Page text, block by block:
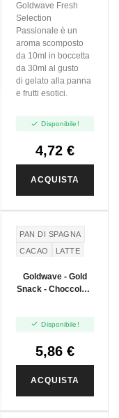
Shot 10+10
Goldwave Fresh
Selection
Passionale è un
aroma scomposto
da 10ml in boccetta
da 30ml al gusto
di gelato alla panna
e frutti esotici.
 Disponibile!
4,72 €
ACQUISTA
PAN DI SPAGNA
CACAO
LATTE
Goldwave - Gold
Snack - Choccolate
 Disponibile!
5,86 €
ACQUISTA